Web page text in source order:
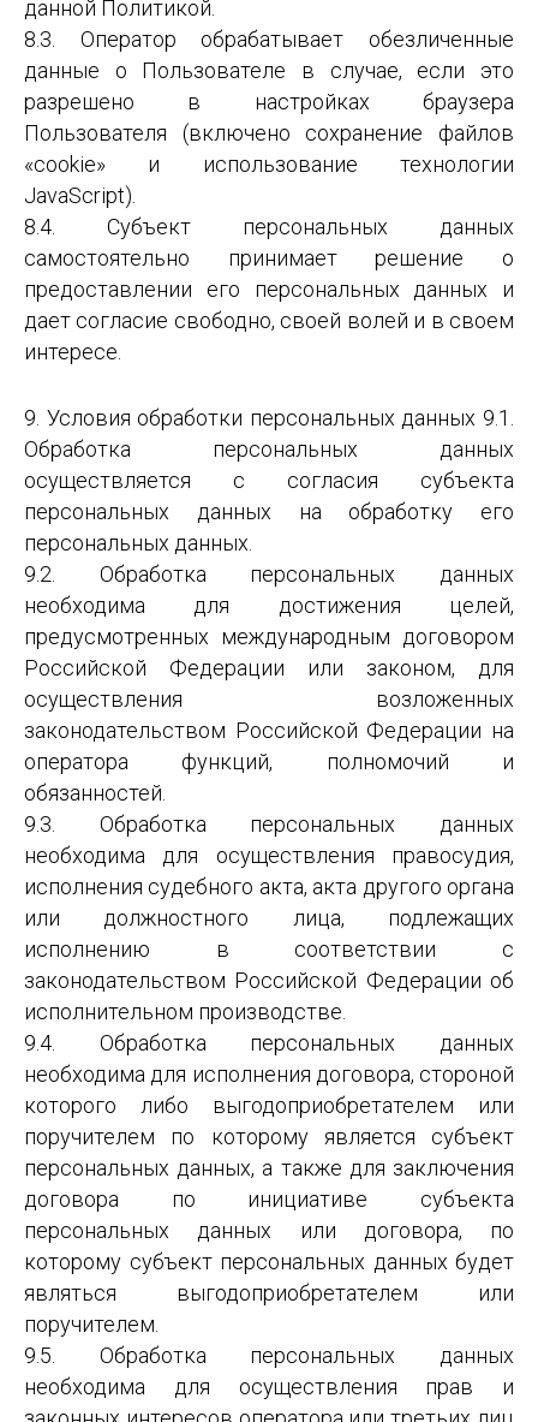
данной Политикой.
8.3. Оператор обрабатывает обезличенные
данные о Пользователе в случае, если это
разрешено в настройках браузера
Пользователя (включено сохранение файлов
«cookie» и использование технологии
JavaScript).
8.4. Субъект персональных данных
самостоятельно принимает решение о
предоставлении его персональных данных и
дает согласие свободно, своей волей и в своем
интересе.
9. Условия обработки персональных данных 9.1.
Обработка персональных данных
осуществляется с согласия субъекта
персональных данных на обработку его
персональных данных.
9.2. Обработка персональных данных
необходима для достижения целей,
предусмотренных международным договором
Российской Федерации или законом, для
осуществления возложенных
законодательством Российской Федерации на
оператора функций, полномочий и
обязанностей.
9.3. Обработка персональных данных
необходима для осуществления правосудия,
исполнения судебного акта, акта другого органа
или должностного лица, подлежащих
исполнению в соответствии с
законодательством Российской Федерации об
исполнительном производстве.
9.4. Обработка персональных данных
необходима для исполнения договора, стороной
которого либо выгодоприобретателем или
поручителем по которому является субъект
персональных данных, а также для заключения
договора по инициативе субъекта
персональных данных или договора, по
которому субъект персональных данных будет
являться выгодоприобретателем или
поручителем.
9.5. Обработка персональных данных
необходима для осуществления прав и